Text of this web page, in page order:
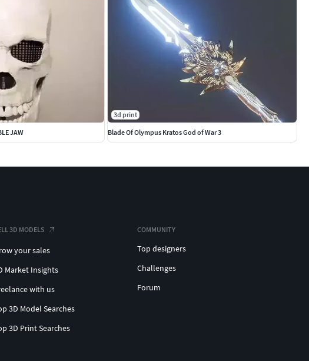
JAW
3d print
Blade Of Olympus Kratos God of War 3
3D MODELS
your sales
Market Insights
with us
3D Model Searches
3D Print Searches
COMMUNITY
Top designers
Challenges
Forum